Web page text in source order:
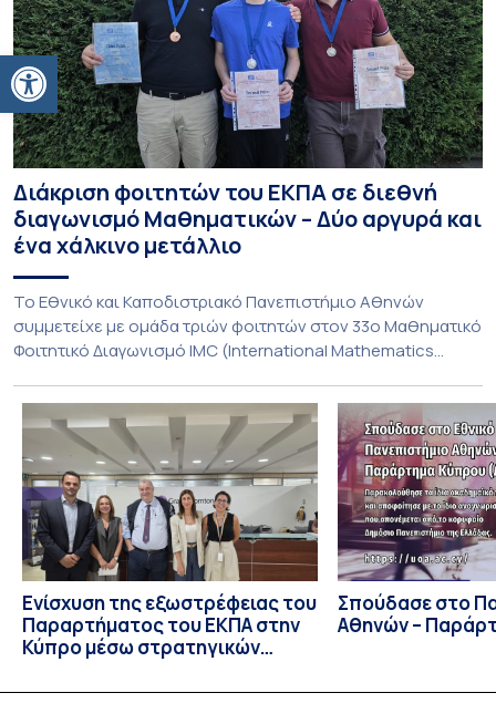
Ανοίξτε τη γραμμή εργαλείων
Διάκριση φοιτητών του ΕΚΠΑ σε διεθνή
διαγωνισμό Μαθηματικών – Δύο αργυρά και
ένα χάλκινο μετάλλιο
To Εθνικό και Καποδιστριακό Πανεπιστήμιο Αθηνών
συμμετείχε με ομάδα τριών φοιτητών στον 33ο Μαθηματικό
Φοιτητικό Διαγωνισμό IMC (International Mathematics
Ιουλίου στο Blagoevgrad της Βουλγαρίας. Σε αυτόν
συμμετείχαν 447 φοιτητές εκπροσωπώντας 135
πανεπιστήμια από 46 χώρες. Από την Ελλάδα, συμμετείχαν
επίσης το Εθνικό Μετσόβιο Πολυτεχνείο, το Αριστοτέλειο
Πανεπιστήμιο […]
Ενίσχυση της εξωστρέφειας του
Παραρτήματος του ΕΚΠΑ στην
Κύπρο μέσω στρατηγικών
Σπούδασε στο
Αθηνών –